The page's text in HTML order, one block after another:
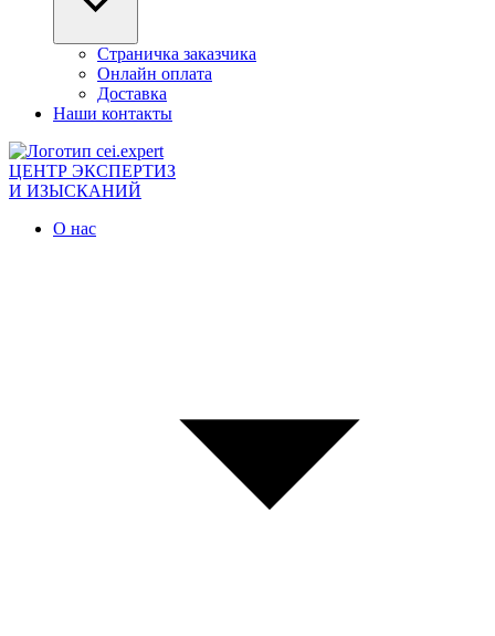
Страничка заказчика
Онлайн оплата
Доставка
Наши контакты
ЦЕНТР ЭКСПЕРТИЗ
И ИЗЫСКАНИЙ
О нас